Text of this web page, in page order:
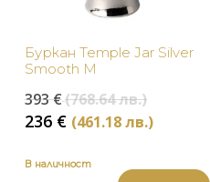
Буркан Temple Jar Silver
Smooth M
393€(768.64 лв.)Original
price
(768.64
236 € (461.18 лв.)
В наличност